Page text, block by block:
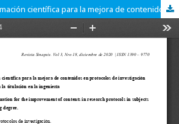
Búsqueda de información científica para la mejora de contenidos en protocolos de investigación en asignaturas de apoyo a la titulación en la ingeniería